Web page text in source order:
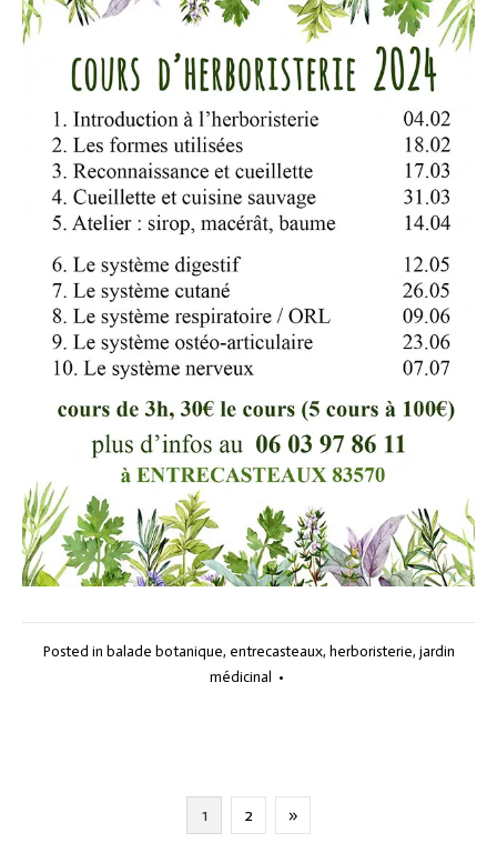
Posted in balade botanique, entrecasteaux, herboristerie, jardin
médicinal •
1 2 »